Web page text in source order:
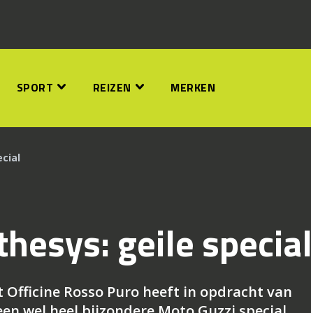
SPORT REIZEN MERKEN
geile special
Rosso Puro heeft in opdracht van